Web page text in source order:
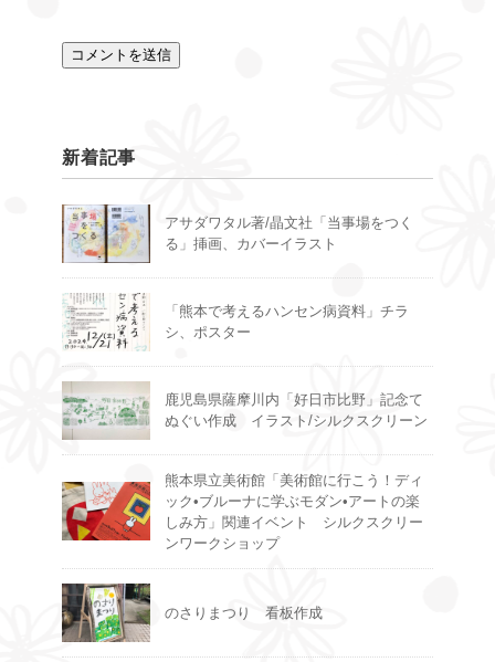
新着記事
アサダワタル著/晶文社「当事場をつく
る」挿画、カバーイラスト
「熊本で考えるハンセン病資料」チラ
シ、ポスター
鹿児島県薩摩川内「好日市比野」記念て
ぬぐい作成 イラスト/シルクスクリーン
熊本県立美術館「美術館に行こう！ディ
ック•ブルーナに学ぶモダン•アートの楽
しみ方」関連イベント シルクスクリー
ンワークショップ
のさりまつり 看板作成